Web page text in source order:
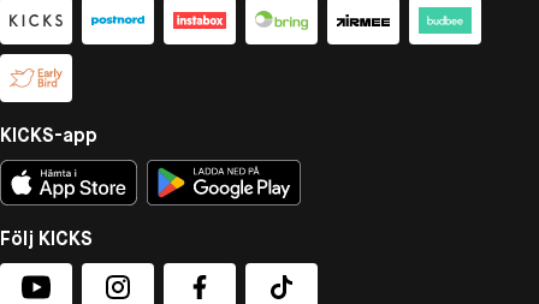
KICKS-app
Följ KICKS